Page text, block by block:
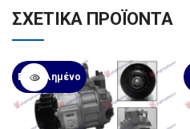
ΣΧΕΤΙΚΆ ΠΡΟΪΌΝΤΑ
Εξαντλημένο